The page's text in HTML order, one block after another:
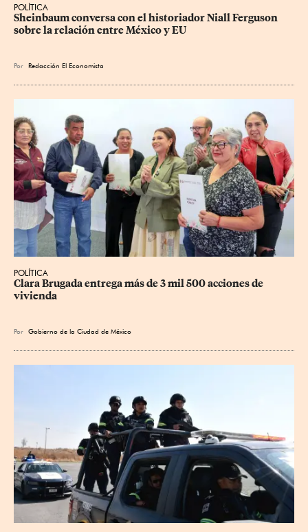
POLÍTICA
Sheinbaum conversa con el historiador Niall Ferguson
sobre la relación entre México y EU
Por Redacción El Economista
POLÍTICA
Clara Brugada entrega más de 3 mil 500 acciones de
vivienda
Por Gobierno de la Ciudad de México